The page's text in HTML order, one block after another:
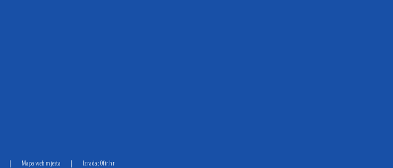
Mapa web mjesta Izrada: Ofir.hr